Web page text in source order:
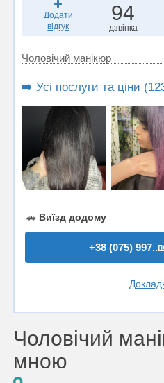
Додати
відгук
94
дзвінка
Чоловічий манікюр
➡️ Усі послуги та ціни
🚗 Виїзд додому
+38 (075) 997..
Чоловічий
мною